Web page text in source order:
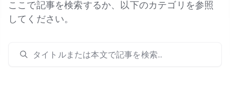
ここで記事を検索するか、以下のカテゴリを参照
してください。